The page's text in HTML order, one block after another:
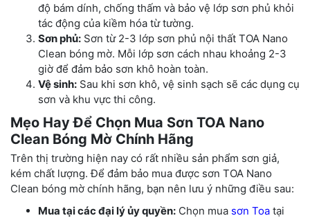
độ bám dính, chống thấm và bảo vệ lớp sơn phủ khỏi
tác động của kiềm hóa từ tường.
Sơn phủ: Sơn từ 2-3 lớp sơn phủ nội thất TOA Nano
Clean bóng mờ. Mỗi lớp sơn cách nhau khoảng 2-3
giờ để đảm bảo sơn khô hoàn toàn.
Vệ sinh: Sau khi sơn khô, vệ sinh sạch sẽ các dụng cụ
sơn và khu vực thi công.
Mẹo Hay Để Chọn Mua Sơn TOA Nano
Clean Bóng Mờ Chính Hãng
Trên thị trường hiện nay có rất nhiều sản phẩm sơn giả,
kém chất lượng. Để đảm bảo mua được sơn TOA Nano
Clean bóng mờ chính hãng, bạn nên lưu ý những điều sau:
Mua tại các đại lý ủy quyền: Chọn mua sơn Toa tại